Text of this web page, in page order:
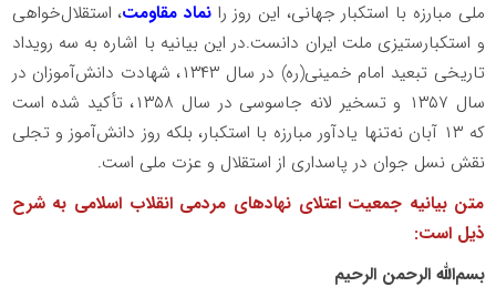
ملی مبارزه با استکبار جهانی، این روز رانماد مقاومت، استقلال‌خواهی
و استکبارستیزی ملت ایران دانست.در این بیانیه با اشاره به سه رویداد
تاریخی تبعید امام خمینی(ره) در سال ۱۳۴۳، شهادت دانش‌آموزان در
سال ۱۳۵۷ و تسخیر لانه جاسوسی در سال ۱۳۵۸، تأکید شده است
که ۱۳ آبان نه‌تنها یادآور مبارزه با استکبار، بلکه روز دانش‌آموز و تجلی
نقش نسل جوان در پاسداری از استقلال و عزت ملی است.
متن بیانیه جمعیت اعتلای نهادهای مردمی انقلاب اسلامی به شرح
ذیل است:
بسم‌الله الرحمن الرحیم